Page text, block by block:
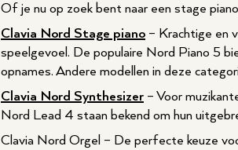
Of je nu op zoek bent naar een stage
Clavia Nord Stage piano – Krachtige en
speelgevoel. De populaire Nord Piano 5
opnames. Andere modellen in deze
Clavia Nord Synthesizer – Voor
Nord Lead 4 staan bekend om hun
Clavia Nord Orgel – De perfecte keuze